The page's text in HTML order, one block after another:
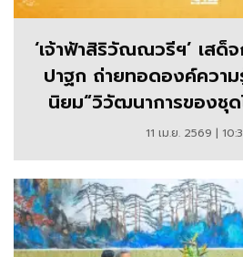
‘เจ้าฟ้าสิริวัณณวรีฯ’ เสด็
ปาฐก ถ่ายทอดองค์ความ
นิยม“วิวัฒนาการของชุด
11 เม.ย. 2569 |